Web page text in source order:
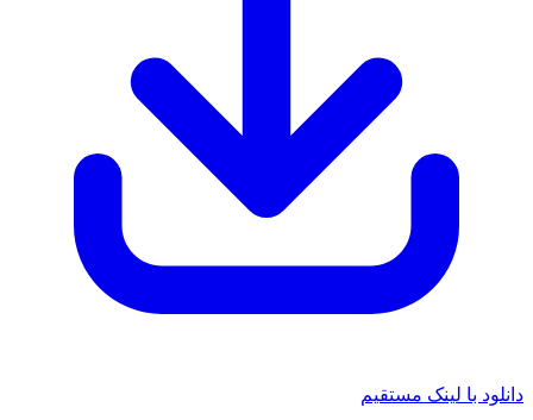
دانلود با لینک مستقیم